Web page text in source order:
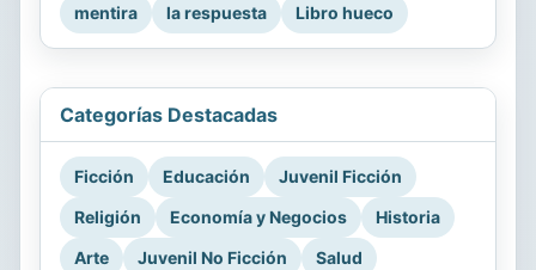
mentira
la respuesta Libro hueco
Categorías Destacadas
Ficción Educación
Juvenil Ficción
Religión
Economía y Negocios
Historia
Arte
Juvenil No Ficción
Salud